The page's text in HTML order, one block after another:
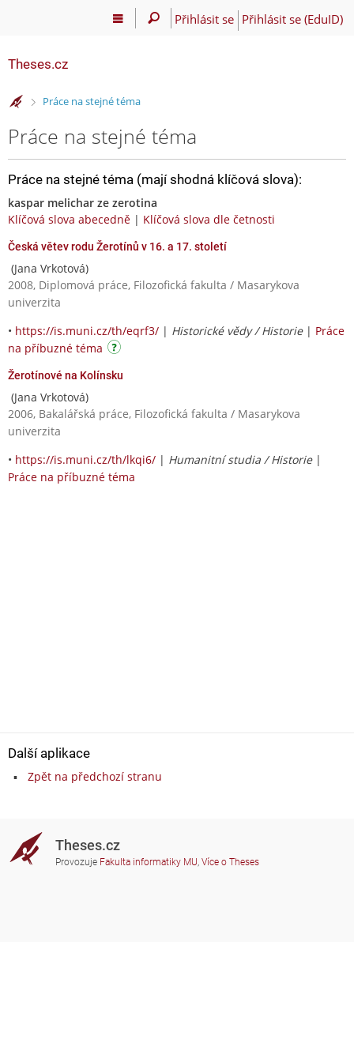
Přihlásit se Přihlásit se (EduID)
Theses.cz
>Práce na stejné téma
Práce na stejné téma
Práce na stejné téma (mají shodná klíčová slova):
kaspar melichar ze zerotina
Klíčová slova abecedně | Klíčová slova dle četnosti
Česká větev rodu Žerotínů v 16. a 17. století
(Jana Vrkotová)
2008, Diplomová práce, Filozofická fakulta / Masarykova
univerzita
• https://is.muni.cz/th/eqrf3/ | Historické vědy / Historie| Práce
na příbuzné téma
Žerotínové na Kolínsku
(Jana Vrkotová)
2006, Bakalářská práce, Filozofická fakulta / Masarykova
univerzita
• https://is.muni.cz/th/lkqi6/ | Humanitní studia / Historie|
Práce na příbuzné téma
Další aplikace
Zpět na předchozí stranu
Theses.cz
Provozuje Fakulta informatiky MU, Více o Theses